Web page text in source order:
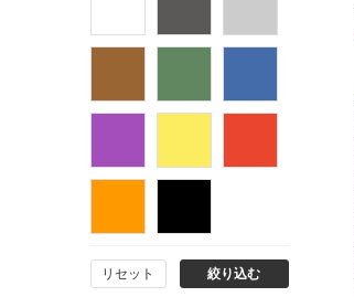
フォーマルタイ
バッグ
リセット 絞り込む